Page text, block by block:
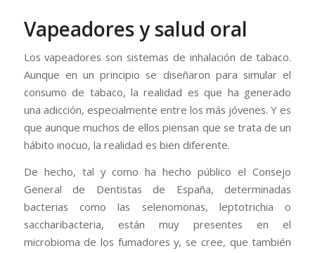
Vapeadores y salud oral
Los vapeadores son sistemas de inhalación de tabaco.
Aunque en un principio se diseñaron para simular el
consumo de tabaco, la realidad es que ha generado
una adicción, especialmente entre los más jóvenes. Y es
que aunque muchos de ellos piensan que se trata de un
hábito inocuo, la realidad es bien diferente.
De hecho, tal y como ha hecho público el Consejo
General de Dentistas de España, determinadas
bacterias como las selenomonas, leptotrichia o
saccharibacteria, están muy presentes en el
microbioma de los fumadores y, se cree, que también